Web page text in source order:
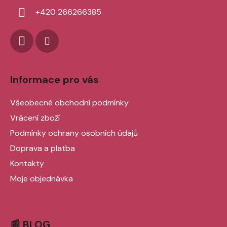
+420 266266385
Informace pro vás
Všeobecné obchodní podmínky
Vrácení zboží
Podmínky ochrany osobních údajů
Doprava a platba
Kontakty
Moje objednávka